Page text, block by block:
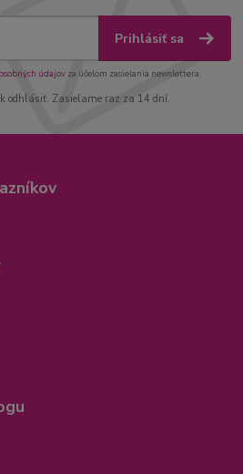
Prihlásiť sa
údajov za účelom zasielania newslettera.
odhlásiť. Zasielame raz za 14 dní.